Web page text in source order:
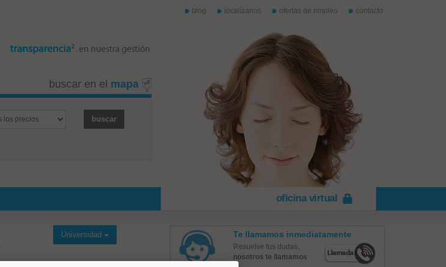
blog localízanos ofertas de empleo contacto
buscar en el mapa
oficina virtual
Universidad Te llamamos inmediatamente
Resuelve tus dudas,
nosotros te llamamos